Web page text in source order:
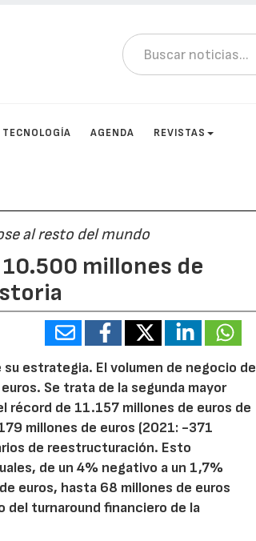
TECNOLOGÍA AGENDA REVISTAS
al resto del mundo
millones de
estrategia. El volumen de negocio de
Se trata de la segunda mayor
récord de 11.157 millones de euros de
millones de euros (2021: -371
de reestructuración. Esto
de un 4% negativo a un 1,7%
euros, hasta 68 millones de euros
del turnaround financiero de la